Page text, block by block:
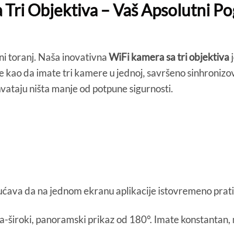
Objektiva – Vaš Apsolutni
toranj. Naša inovativnaWiFi kamera sa tri objektiva
kao da imate tri kamere u jednoj, savršeno
ništa manje od potpune sigurnosti.
da na jednom ekranu aplikacije istovremeno
panoramski prikaz od 180°. Imate